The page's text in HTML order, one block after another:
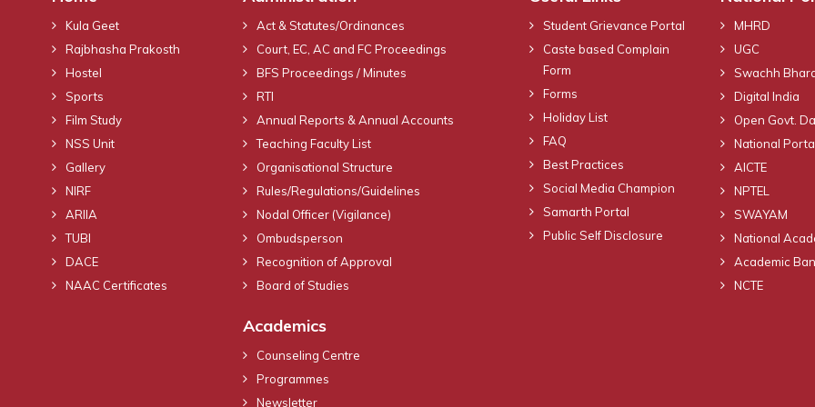
Kula Geet
Rajbhasha Prakosth
Hostel
Sports
Film Study
NSS Unit
Gallery
NIRF
ARIIA
TUBI
DACE
NAAC Certificates
Act & Statutes/Ordinances
Court, EC, AC and FC Proceedings
BFS Proceedings / Minutes
RTI
Annual Reports & Annual Accounts
Teaching Faculty List
Organisational Structure
Rules/Regulations/Guidelines
Nodal Officer (Vigilance)
Ombudsperson
Recognition of Approval
Board of Studies
Academics
Counseling Centre
Programmes
Newsletter
Student Grievance Portal
Caste based Complain
Form
Forms
Holiday List
FAQ
Best Practices
Social Media Champion
Samarth Portal
Public Self Disclosure
MHRD
UGC
Swachh
Digital India
Open Govt.
National
AICTE
NPTEL
SWAYAM
National
Academic
NCTE